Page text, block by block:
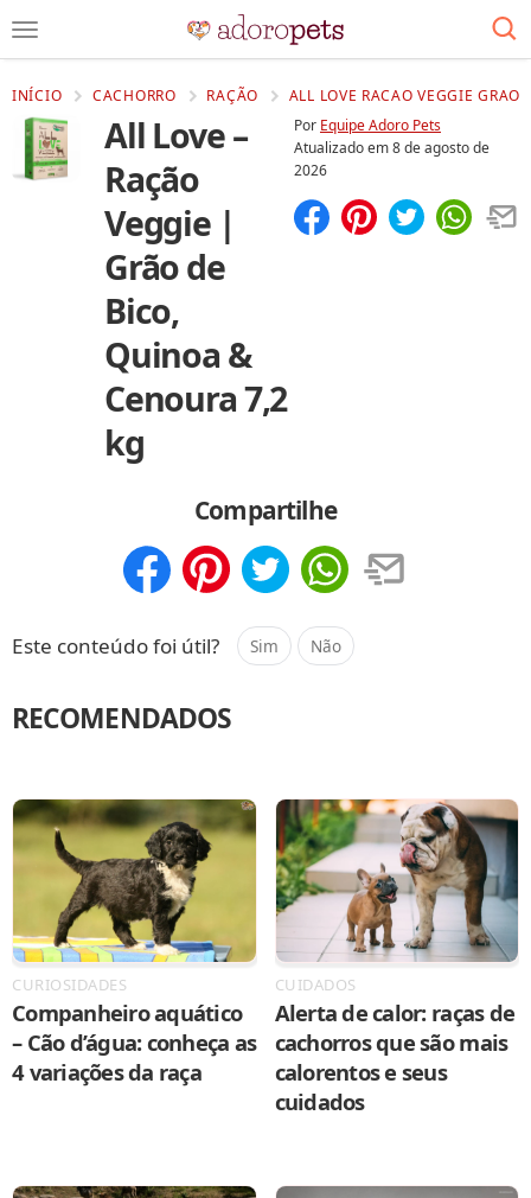
INÍCIO CACHORRO RAÇÃO ALL LOVE RACAO VEGGIE
All Love –
Ração
Veggie |
Grão de
Bico,
Quinoa &
Cenoura 7,2
kg
Por Equipe Adoro Pets
Atualizado em8 de agosto de
2026
Compartilhe
Este conteúdo foi útil? Sim Não
RECOMENDADOS
CURIOSIDADES
Companheiro aquático
– Cão d’água: conheça as
4 variações da raça
CUIDADOS
Alerta de calor: raças de
cachorros que são mais
calorentos e seus
cuidados